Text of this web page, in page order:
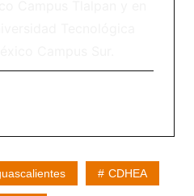
CDHEA